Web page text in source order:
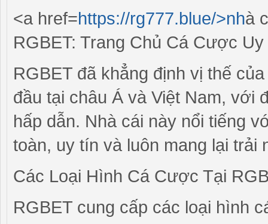
<a href=https://rg777.blue/>nhà
RGBET: Trang Chủ Cá Cược
RGBET đã khẳng định vị thế
đầu tại châu Á và Việt Nam, với
hấp dẫn. Nhà cái này nổi tiếng
toàn, uy tín và luôn mang lại
Các Loại Hình Cá Cược Tại
RGBET cung cấp các loại hình